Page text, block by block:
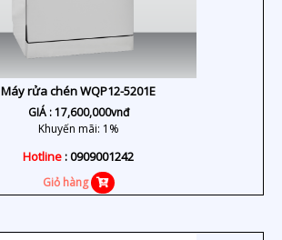
Máy rửa chén WQP12-5201E
GIÁ :17,600,000vnđ
Khuyến mãi: 1%
Hotline: 0909001242
Giỏ hàng